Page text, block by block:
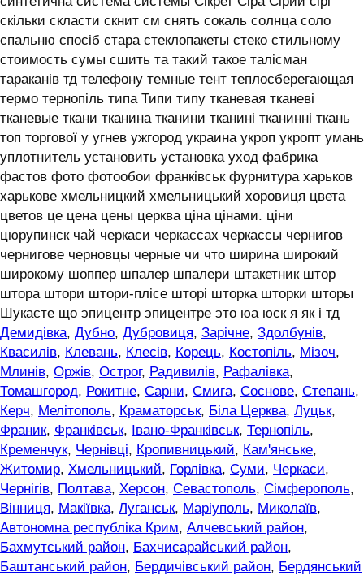
скільки скласти скнит см снять сокаль солнца соло
спальню спосіб стара стеклопакеты стеко стильному
стоимость сумы сшить та такий такое талісман
тараканів тд телефону темные тент теплосберегающая
термо тернопіль типа Типи типу тканевая тканеві
тканевые ткани тканина тканини тканині тканинні ткань
топ торгової у угнев ужгород украина укроп укропт умань
уплотнитель установить установка уход фабрика
фастов фото фотообои франківськ фурнитура харьков
харькове хмельницкий хмельницький хоровиця цвета
цветов це цена цены церква ціна цінами. ціни
цюрупинск чай черкаси черкассах черкассы чернигов
чернигове черновцы черные чи что ширина широкий
широкому шоппер шпалер шпалери штакетник штор
штора штори штори-плісе шторі шторка шторки шторы
Шукаєте що эпицентр эпицентре это юа юск я як і тд
Демидівка, Дубно, Дубровиця, Зарічне, Здолбунів,
Квасилів, Клевань, Клесів, Корець, Костопіль, Мізоч,
Млинів, Оржів, Острог, Радивилів, Рафалівка,
Томашгород, Рокитне, Сарни, Смига, Соснове, Степань,
Керч, Мелітополь, Краматорськ, Біла Церква, Луцьк,
Франик, Франківськ, Івано-Франківськ, Тернопіль,
Кременчук, Чернівці, Кропивницький, Кам'янське,
Житомир, Хмельницький, Горлівка, Суми, Черкаси,
Чернігів, Полтава, Херсон, Севастополь, Сімферополь,
Вінниця, Макіївка, Луганськ, Маріуполь, Миколаїв,
Автономна республіка Крим, Алчевський район,
Бахмутський район, Бахчисарайський район,
Баштанський район, Бердичівський район, Бердянський